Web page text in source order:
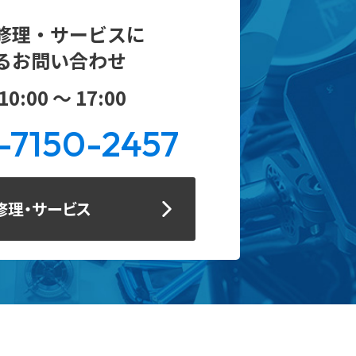
理・サービスに
お問い合わせ
～ 17:00
2457
理・サービス